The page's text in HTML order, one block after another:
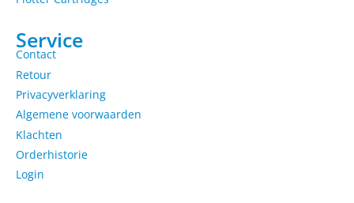
Service
Contact
Retour
Privacyverklaring
Algemene voorwaarden
Klachten
Orderhistorie
Login